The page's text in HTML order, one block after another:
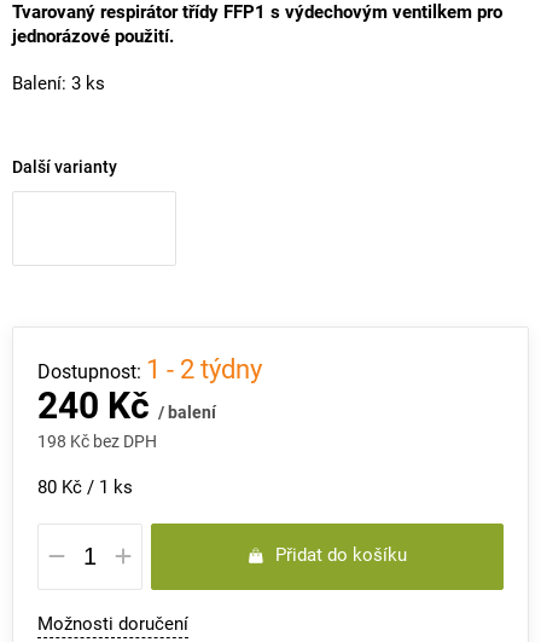
Tvarovaný respirátor třídy FFP1 s výdechovým ventilkem pro
jednorázové použití.
Balení: 3 ks
Další varianty
240 Kč / balení
198 Kč bez DPH
Měrná
cena:
80 Kč / 1 ks
1 - 2 týdny
Přidat do košíku
Možnosti doručení